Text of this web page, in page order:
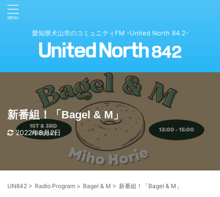
愛知県犬山市のコミュニティFM -United North 84.2-
新番組！「Bagel & M」
2022年8月2日
UN842 > Radio Program > Bagel & M > 新番組！「Bagel & M」